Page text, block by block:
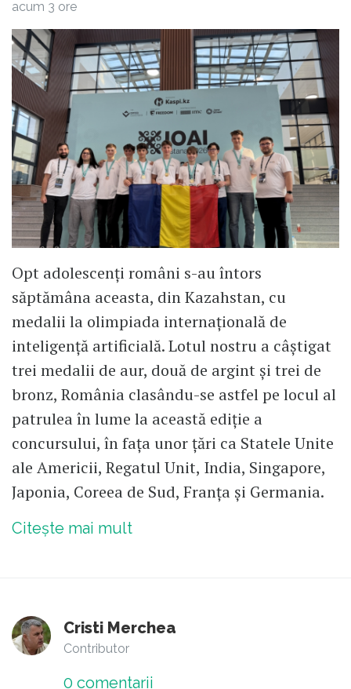
acum 3 ore
Opt adolescenți români s-au întors
săptămâna aceasta, din Kazahstan, cu
medalii la olimpiada internațională de
inteligență artificială. Lotul nostru a câștigat
trei medalii de aur, două de argint și trei de
bronz, România clasându-se astfel pe locul al
patrulea în lume la această ediție a
concursului, în fața unor țări ca Statele Unite
ale Americii, Regatul Unit, India, Singapore,
Japonia, Coreea de Sud, Franța și Germania.
Citește mai mult
Cristi Merchea
Contributor
0 comentarii